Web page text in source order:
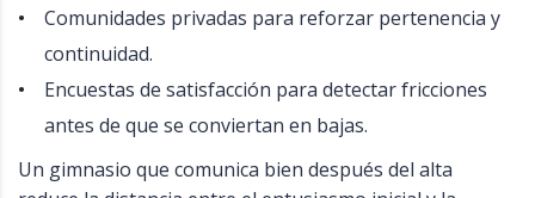
Comunidades privadas para reforzar pertenencia y
continuidad.
Encuestas de satisfacción para detectar fricciones
antes de que se conviertan en bajas.
Un gimnasio que comunica bien después del alta